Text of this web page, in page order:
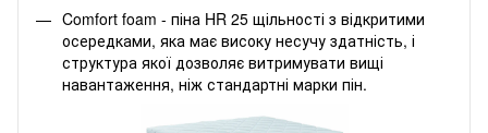
Comfort foam - піна HR 25 щільності з відкритими
осередками, яка має високу несучу здатність, і
структура якої дозволяє витримувати вищі
навантаження, ніж стандартні марки пін.